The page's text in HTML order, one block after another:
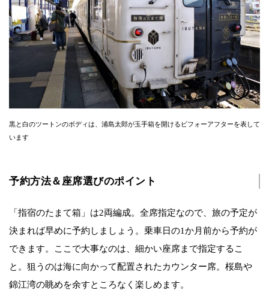
黒と白のツートンのボディは、浦島太郎が玉手箱を開けるビフォーアフターを表して
います
予約方法＆座席選びのポイント
「指宿のたまて箱」は2両編成。全席指定なので、旅の予定が
決まれば早めに予約しましょう。乗車日の1か月前から予約が
できます。ここで大事なのは、細かい座席まで指定するこ
と。狙うのは海に向かって配置されたカウンター席。桜島や
錦江湾の眺めを余すところなく楽しめます。